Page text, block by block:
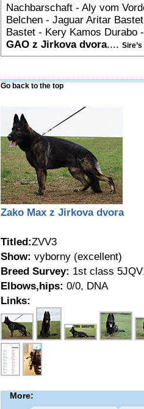
Nachbarschaft - Aly vom
Belchen - Jaguar Aritar
Bastet - Kery Kamos Durabo
GAO z Jirkova dvora....
Go back to the top
Zako Max z Jirkova dvora
Titled:ZVV3
Show: vyborny (excellent)
Breed Survey: 1st class
Elbows,hips: 0/0, DNA
Links:
More: